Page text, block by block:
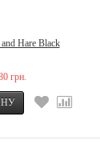
Hare Black
грн.